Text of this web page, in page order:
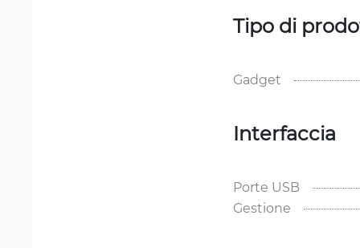
Tipo di
Gadget
Interfaccia
Porte USB
Gestione